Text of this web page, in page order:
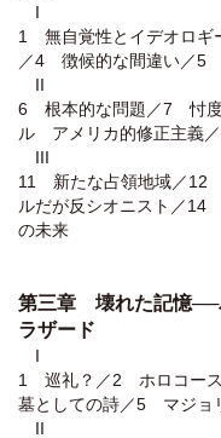
I
1 無自覚性とイデオロ
／4 徴候的な間違い／5
II
6 根本的な問題／7 忖
ル゠アメリカ的修正主義
III
11 新たな占領地域／12
ルだが反シオニスト／
の未来
第三章 壊れた記憶──
ラザード
I
1 巡礼？／2 ホロコー
墓としての詩／5 マジョ
II